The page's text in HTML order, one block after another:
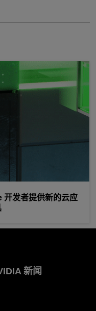
发者提供新的云应
提供新的云应用程序、
新闻